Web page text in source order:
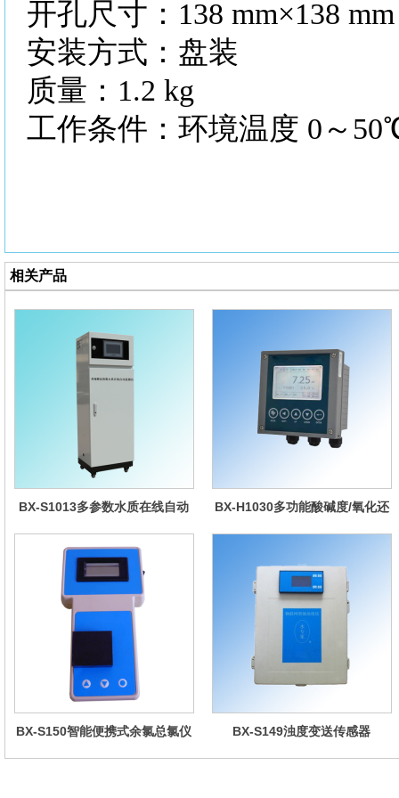
开孔尺寸： 138 mm×138
安装方式：盘装
质量： 1.2 kg
工作条件：环境温度 0～
相关产品
BX-S1013多参数水质在线自动
BX-H1030多功能酸碱度/氧化还
BX-S150智能便携式余氯总氯仪 BX-S149浊度变送传感器